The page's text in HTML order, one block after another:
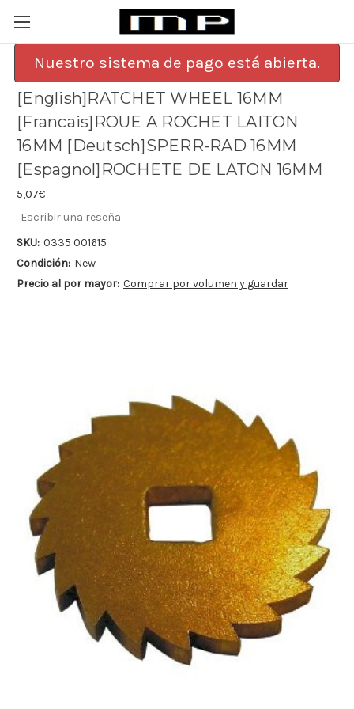
Nuestro sistema de pago está abierta.
[English]RATCHET WHEEL 16MM
[Francais]ROUE A ROCHET LAITON
16MM [Deutsch]SPERR-RAD 16MM
[Espagnol]ROCHETE DE LATON 16MM
5,07€
Escribir una reseña
SKU: 0335 001615
Condición: New
Precio al por mayor: Comprar por volumen y guardar